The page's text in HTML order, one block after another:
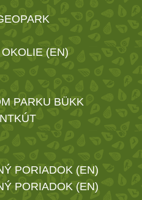
(EN)
PARKU BÜKK
PORIADOK (EN)
PORIADOK (EN)